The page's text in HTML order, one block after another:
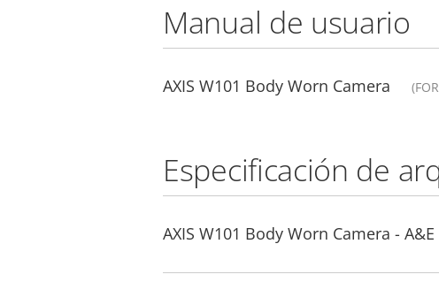
Manual de usuario
AXIS W101 Body Worn Camera
Especificación de
AXIS W101 Body Worn Camera -